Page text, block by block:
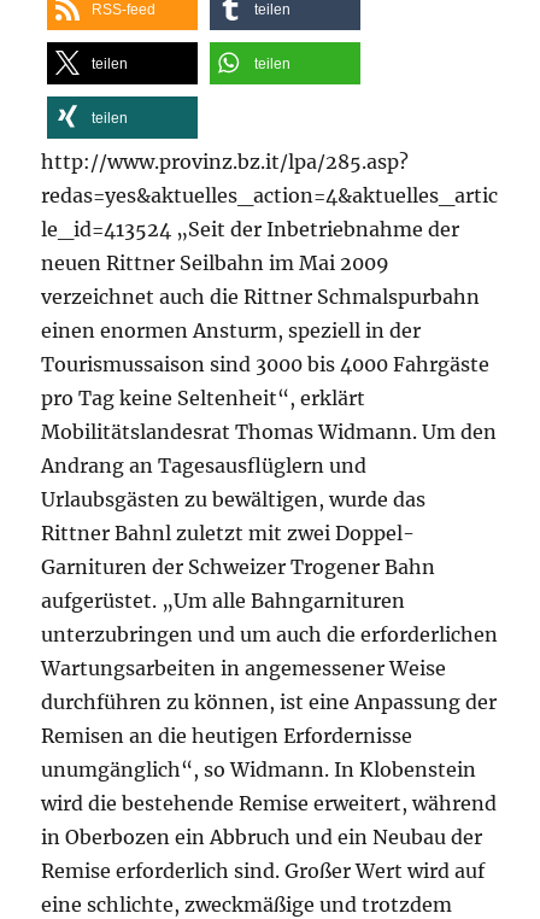
RSS-feed teilen
teilen teilen
teilen
http://www.provinz.bz.it/lpa/285.asp?
redas=yes&aktuelles_action=4&aktuelles_artic
le_id=413524 „Seit der Inbetriebnahme der
neuen Rittner Seilbahn im Mai 2009
verzeichnet auch die Rittner Schmalspurbahn
einen enormen Ansturm, speziell in der
Tourismussaison sind 3000 bis 4000 Fahrgäste
pro Tag keine Seltenheit“, erklärt
Mobilitätslandesrat Thomas Widmann. Um den
Andrang an Tagesausflüglern und
Urlaubsgästen zu bewältigen, wurde das
Rittner Bahnl zuletzt mit zwei Doppel-
Garnituren der Schweizer Trogener Bahn
aufgerüstet. „Um alle Bahngarnituren
unterzubringen und um auch die erforderlichen
Wartungsarbeiten in angemessener Weise
durchführen zu können, ist eine Anpassung der
Remisen an die heutigen Erfordernisse
unumgänglich“, so Widmann. In Klobenstein
wird die bestehende Remise erweitert, während
in Oberbozen ein Abbruch und ein Neubau der
Remise erforderlich sind. Großer Wert wird auf
eine schlichte, zweckmäßige und trotzdem